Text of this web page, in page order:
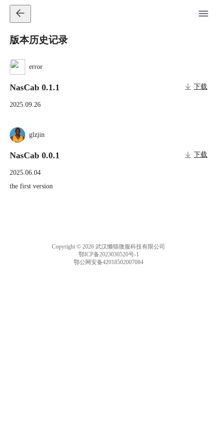
版本历史记录
error
NasCab 0.1.1 下载
2025.09.26
glzjin
NasCab 0.0.1 下载
2025.06.04
the first version
Copyright © 2026 武汉懒猫微服科技有限公司
鄂ICP备2023030520号-1
鄂公网安备42018502007084